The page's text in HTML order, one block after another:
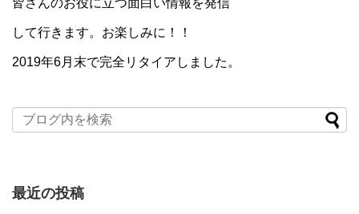
して行きます。お楽しみに！！
2019年6月末で完全リタイアしました。
最近の投稿